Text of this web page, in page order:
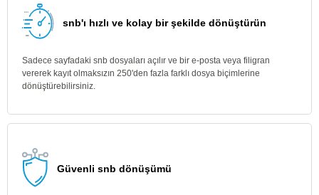
snb'ı hızlı ve kolay bir şekilde dönüştürün
Sadece sayfadaki snb dosyaları açılır ve bir e-posta veya filigran
vererek kayıt olmaksızın 250'den fazla farklı dosya biçimlerine
dönüştürebilirsiniz.
Güvenli snb dönüşümü